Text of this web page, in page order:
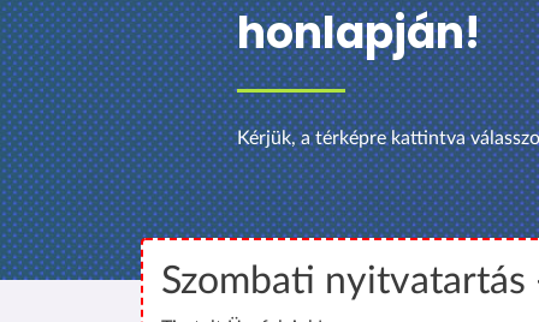
honlapján!
Kérjük, a térképre kattintva
Szombati